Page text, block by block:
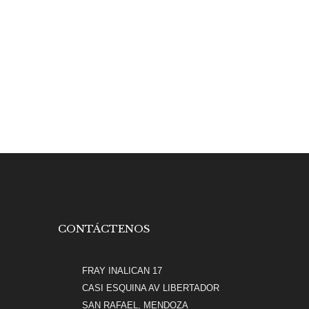
CONTÁCTENOS
FRAY INALICAN 17
CASI ESQUINA AV LIBERTADOR
SAN RAFAEL, MENDOZA